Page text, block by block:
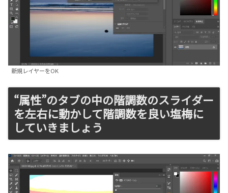
新規レイヤーをOK
“属性”のタブの中の階調数のスライダー
を左右に動かして階調数を良い塩梅に
していきましょう